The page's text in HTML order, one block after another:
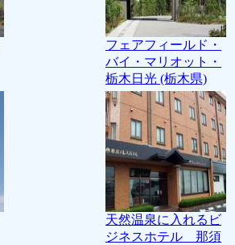
フェアフィールド・
バイ・マリオット・
栃木日光 (栃木県)
天然温泉に入れるビ
ジネスホテル 那須